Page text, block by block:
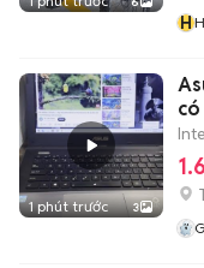
H
1 phút trước 3